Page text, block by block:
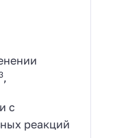
,
с
реакций